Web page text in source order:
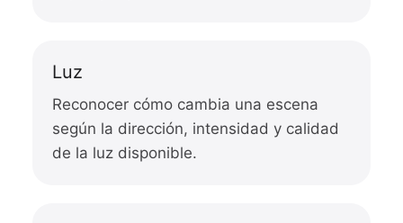
Luz
Reconocer cómo cambia una escena
según la dirección, intensidad y calidad
de la luz disponible.